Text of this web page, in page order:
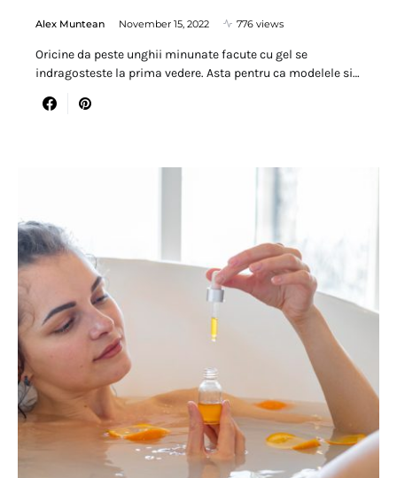
Alex Muntean November 15, 2022 776 views
Oricine da peste unghii minunate facute cu gel se
indragosteste la prima vedere. Asta pentru ca modelele si…